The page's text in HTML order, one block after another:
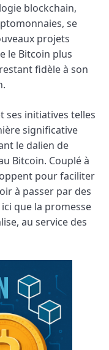
blockchain,
se
projets
le Bitcoin plus
fidèle à son
ses initiatives telles
significative
le dalien de
Bitcoin. Couplé à
pour faciliter
à passer par des
que la promesse
au service des